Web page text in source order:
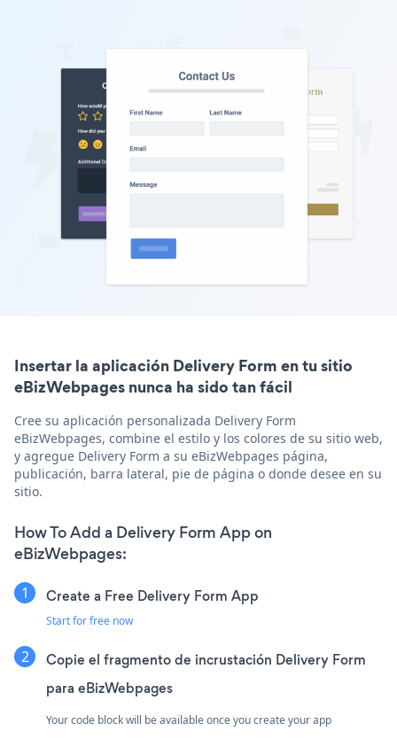
Insertar la aplicación Delivery Form en tu sitio
eBizWebpages nunca ha sido tan fácil
Cree su aplicación personalizada Delivery Form
eBizWebpages, combine el estilo y los colores de su sitio web,
y agregue Delivery Form a su eBizWebpages página,
publicación, barra lateral, pie de página o donde desee en su
sitio.
How To Add a Delivery Form App on
eBizWebpages:
Create a Free Delivery Form App
Start for free now
Copie el fragmento de incrustación Delivery Form
para eBizWebpages
Your code block will be available once you create your app